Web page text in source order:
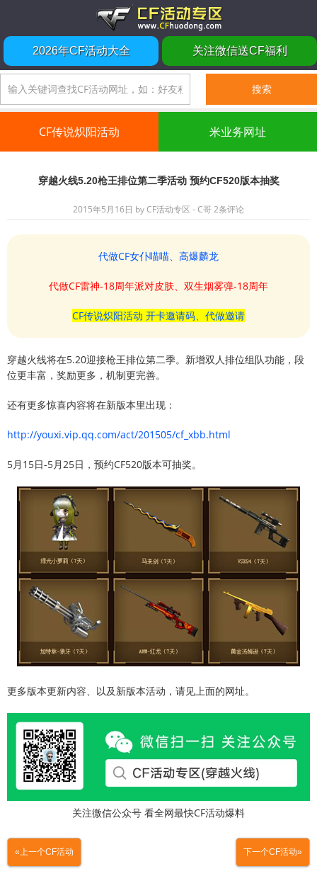
2026年CF活动大全 关注微信送CF福利
CF传说炽阳活动 米业务网址
穿越火线5.20枪王排位第二季活动 预约CF520版本抽奖
2015年5月16日 byCF活动专区 - C哥2条评论
代做CF女仆喵喵、高爆麟龙
代做CF雷神-18周年派对皮肤、双生烟雾弹-18周年
CF传说炽阳活动 开卡邀请码、代做邀请
穿越火线将在5.20迎接枪王排位第二季。新增双人排位组队功能，段
位更丰富，奖励更多，机制更完善。
还有更多惊喜内容将在新版本里出现：
http://youxi.vip.qq.com/act/201505/cf_xbb.html
5月15日-5月25日，预约CF520版本可抽奖。
更多版本更新内容、以及新版本活动，请见上面的网址。
关注微信公众号 看全网最快CF活动爆料
«上一个CF活动 下一个CF活动»